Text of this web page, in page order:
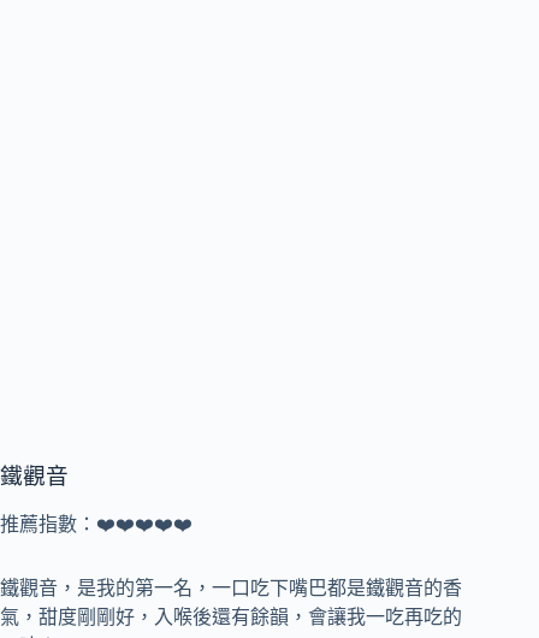
鐵觀音
推薦指數：❤️❤️❤️❤️❤️
鐵觀音，是我的第一名，一口吃下嘴巴都是鐵觀音的香
氣，甜度剛剛好，入喉後還有餘韻，會讓我一吃再吃的